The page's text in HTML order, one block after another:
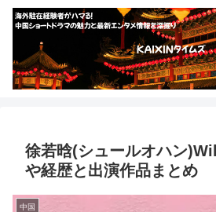
徐若晗(シュールオハン
や経歴と出演作品まとめ
中国